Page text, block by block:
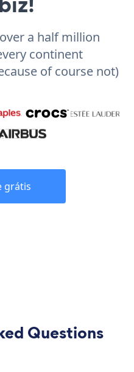
a half million
continent
of course not)
grátis
Questions